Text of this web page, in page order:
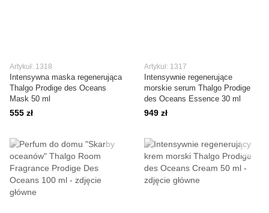
Artykuł: 1318
Intensywna maska regenerująca
Thalgo Prodige des Oceans
Mask 50 ml
555 zł
Artykuł: 1317
Intensywnie regenerujące
morskie serum Thalgo Prodige
des Oceans Essence 30 ml
949 zł